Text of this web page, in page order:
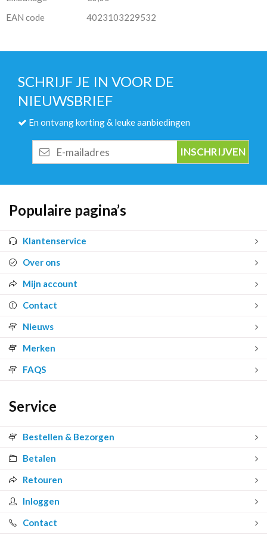
EAN code
4023103229532
SCHRIJF JE IN VOOR DE
NIEUWSBRIEF
En ontvang korting & leuke aanbiedingen
mailadres
Populaire pagina’s
Klantenservice
Over ons
Mijn account
Contact
Nieuws
Merken
FAQS
Service
Bestellen & Bezorgen
Betalen
Retouren
Inloggen
Contact